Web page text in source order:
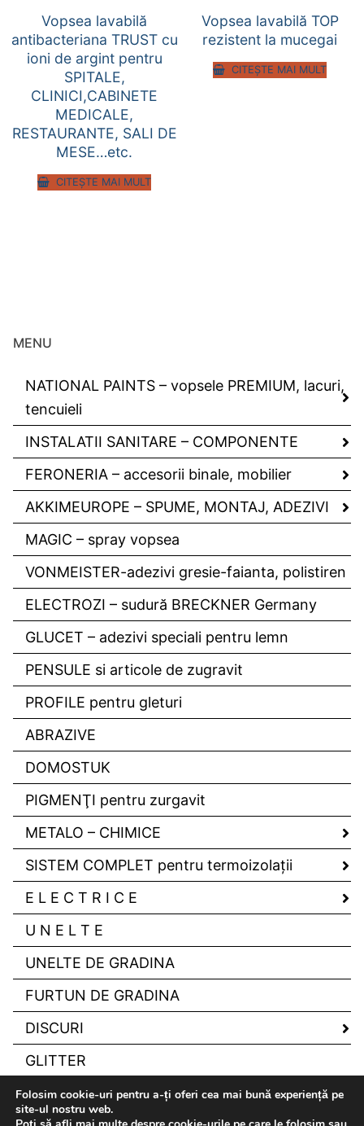
Vopsea lavabilă
antibacteriana TRUST cu
ioni de argint pentru
SPITALE,
CLINICI,CABINETE
MEDICALE,
RESTAURANTE, SALI DE
MESE…etc.
CITEȘTE MAI MULT
Vopsea lavabilă TOP
rezistent la mucegai
CITEȘTE MAI MULT
MENU
NATIONAL PAINTS – vopsele PREMIUM, lacuri,
tencuieli
INSTALATII SANITARE – COMPONENTE
FERONERIA – accesorii binale, mobilier
AKKIMEUROPE – SPUME, MONTAJ, ADEZIVI
MAGIC – spray vopsea
VONMEISTER-adezivi gresie-faianta, polistiren
ELECTROZI – sudură BRECKNER Germany
GLUCET – adezivi speciali pentru lemn
PENSULE si articole de zugravit
PROFILE pentru gleturi
ABRAZIVE
DOMOSTUK
PIGMENŢI pentru zurgavit
METALO – CHIMICE
SISTEM COMPLET pentru termoizolaţii
E L E C T R I C E
U N E L T E
UNELTE DE GRADINA
FURTUN DE GRADINA
DISCURI
GLITTER
Folosim cookie-uri pentru a-ți oferi cea mai bună experiență pe
site-ul nostru web.